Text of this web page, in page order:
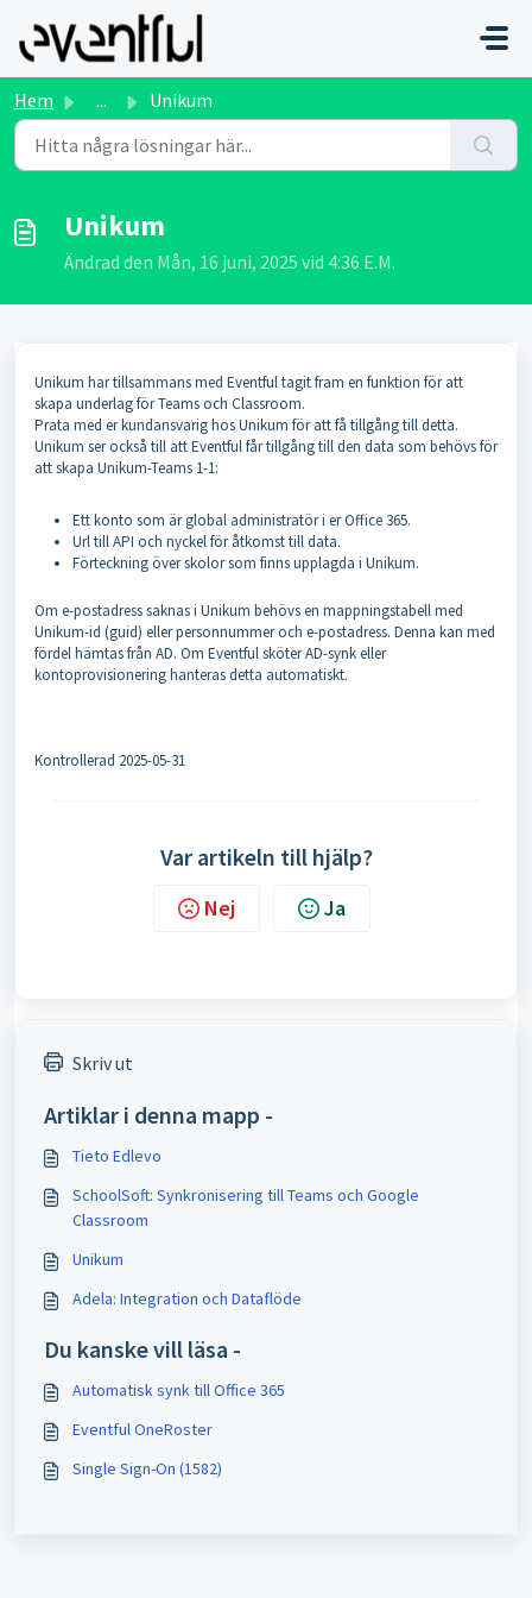
Hoppa över till huvudinnehåll
Hem ... Unikum
Unikum
Ändrad den Mån, 16 juni, 2025 vid 4:36 E.M.
Unikum har tillsammans med Eventful tagit fram en funktion för att
skapa underlag för Teams och Classroom.
Prata med er kundansvarig hos Unikum för att få tillgång till detta.
Unikum ser också till att Eventful får tillgång till den data som behövs för
att skapa Unikum-Teams 1-1:
Ett konto som är global administratör i er Office 365.
Url till API och nyckel för åtkomst till data.
Förteckning över skolor som finns upplagda i Unikum.
Om e-postadress saknas i Unikum behövs en mappningstabell med
Unikum-id (guid) eller personnummer och e-postadress. Denna kan med
fördel hämtas från AD. Om Eventful sköter AD-synk eller
kontoprovisionering hanteras detta automatiskt.
Kontrollerad 2025-05-31
Var artikeln till hjälp?
Nej Ja
Skriv ut
Artiklar i denna mapp -
Tieto Edlevo
SchoolSoft: Synkronisering till Teams och Google
Classroom
Unikum
Adela: Integration och Dataflöde
Du kanske vill läsa -
Automatisk synk till Office 365
Eventful OneRoster
Single Sign-On (1582)